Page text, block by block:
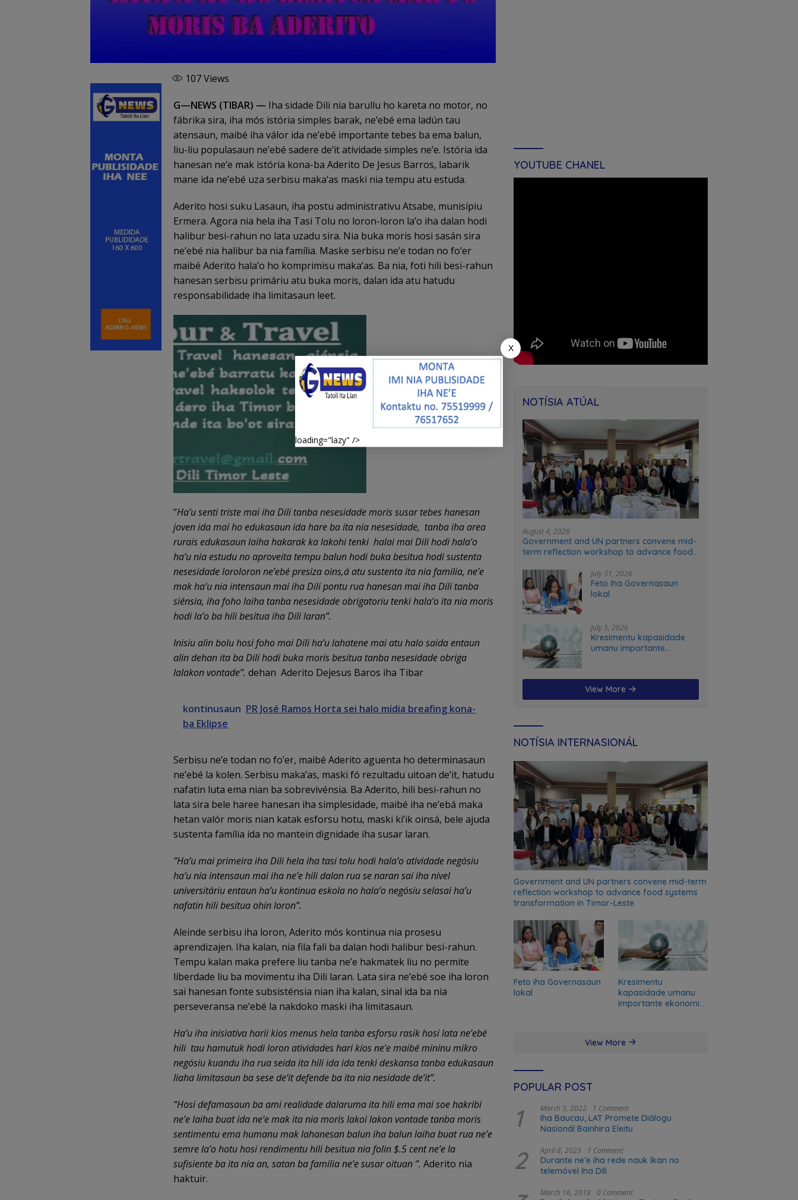
107Views
G—NEWS (TIBAR) — Iha sidade Dili nia barullu ho kareta no motor, no
fábrika sira, iha mós istória simples barak, ne’ebé ema ladún tau
atensaun, maibé iha válor ida ne’ebé importante tebes ba ema balun,
liu-liu populasaun ne’ebé sadere de’it atividade simples ne’e. Istória ida
hanesan ne’e mak istória kona-ba Aderito De Jesus Barros, labarik
mane ida ne’ebé uza serbisu maka’as maski nia tempu atu estuda.
Aderito hosi suku Lasaun, iha postu administrativu Atsabe, munisípiu
Ermera. Agora nia hela iha Tasi Tolu no loron-loron la’o iha dalan hodi
halibur besi-rahun no lata uzadu sira. Nia buka moris hosi sasán sira
ne’ebé nia halibur ba nia família. Maske serbisu ne’e todan no fo’er
maibé Aderito hala’o ho komprimisu maka’as. Ba nia, foti hili besi-rahun
hanesan serbisu primáriu atu buka moris, dalan ida atu hatudu
responsabilidade iha limitasaun leet.
‘’Ha’u senti triste mai iha Dili tanba nesesidade moris susar tebes hanesan
joven ida mai ho edukasaun ida hare ba ita nia nesesidade, tanba iha area
rurais edukasaun laiha hakarak ka lakohi tenki halai mai Dili hodi hala’o
ha’u nia estudu no aproveita tempu balun hodi buka besitua hodi sustenta
nesesidade loroloron ne’ebé presiza oins,á atu sustenta ita nia familia, ne’e
mak ha’u nia intensaun mai iha Dili pontu rua hanesan mai iha Dili tanba
siénsia, iha foho laiha tanba nesesidade obrigatoriu tenki hala’o ita nia moris
hodi la’o ba hili besitua iha Dili laran”.
Inisiu alin bolu hosi foho mai Dili ha’u lahatene mai atu halo saida entaun
alin dehan ita ba Dili hodi buka moris besitua tanba nesesidade obriga
lalakon vontade’’. dehan Aderito Dejesus Baros iha Tibar
kontinusaun PR José Ramos Horta sei halo mídia breafing kona-
ba Eklipse
Serbisu ne’e todan no fo’er, maibé Aderito aguenta ho determinasaun
ne’ebé la kolen. Serbisu maka’as, maski fó rezultadu uitoan de’it, hatudu
nafatin luta ema nian ba sobrevivénsia. Ba Aderito, hili besi-rahun no
lata sira bele haree hanesan iha simplesidade, maibé iha ne’ebá maka
hetan valór moris nian katak esforsu hotu, maski ki’ik oinsá, bele ajuda
sustenta família ida no mantein dignidade iha susar laran.
‘’Ha’u mai primeira iha Dili hela iha tasi tolu hodi hala’o atividade negósiu
ha’u nia intensaun mai iha ne’e hili dalan rua se naran sai iha nivel
universitáriu entaun ha’u kontinua eskola no hala’o negósiu selasai ha’u
nafatin hili besitua ohin loron”.
Aleinde serbisu iha loron, Aderito mós kontinua nia prosesu
aprendizajen. Iha kalan, nia fila fali ba dalan hodi halibur besi-rahun.
Tempu kalan maka prefere liu tanba ne’e hakmatek liu no permite
liberdade liu ba movimentu iha Dili laran. Lata sira ne’ebé soe iha loron
sai hanesan fonte subsisténsia nian iha kalan, sinal ida ba nia
perseveransa ne’ebé la nakdoko maski iha limitasaun.
Ha’u iha inisiativa harii kios menus hela tanba esforsu rasik hosi lata ne’ebé
hili tau hamutuk hodi loron atividades hari kios ne’e maibé mininu mikro
negósiu kuandu iha rua seida ita hili ida ida tenki deskansa tanba edukasaun
liaha limitasaun ba sese de’it defende ba ita nia nesidade de’it”.
“Hosi defamasaun ba ami realidade dalaruma ita hili ema mai soe hakribi
ne’e laiha buat ida ne’e mak ita nia moris lakoi lakon vontade tanba moris
sentimentu ema humanu mak lahanesan balun iha balun laiha buat rua ne’e
semre la’o hotu hosi rendimentu hili besitua nia folin $.5 cent ne’e la
sufisiente ba ita nia an, satan ba familia ne’e susar oituan ‘’. Aderito nia
haktuir.
YOUTUBE CHANEL
NOTÍSIA ATÚAL
August 4, 2026
Government and UN partners convene mid-
term reflection workshop to advance food
July 31, 2026
Feto iha Governasaun
lokal
July 5, 2026
Kresimentu kapasidade
umanu importante
View More
NOTÍSIA INTERNASIONÁL
Government and UN partners convene mid-term
reflection workshop to advance food systems
transformation in Timor-Leste
Feto iha Governasaun
lokal
Kresimentu
kapasidade umanu
importante ekonomia
View More
POPULAR POST
1 March 5, 2022 1 Comment
Iha Baucau, LAT Promete Diálogu
Nasionál Bainhira Eleitu
2 April 8, 2023 1 Comment
Durante ne’e iha rede nauk ikan no
telemóvel iha Dili
March 16, 2019 0 Comment
X
loading="lazy" />